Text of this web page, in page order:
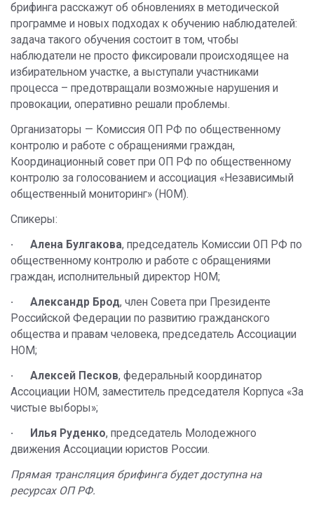
брифинга расскажут об обновлениях в методической
программе и новых подходах к обучению наблюдателей:
задача такого обучения состоит в том, чтобы
наблюдатели не просто фиксировали происходящее на
избирательном участке, а выступали участниками
процесса – предотвращали возможные нарушения и
провокации, оперативно решали проблемы.
Организаторы — Комиссия ОП РФ по общественному
контролю и работе с обращениями граждан,
Координационный совет при ОП РФ по общественному
контролю за голосованием и ассоциация «Независимый
общественный мониторинг» (НОМ).
Спикеры:
· Алена Булгакова, председатель Комиссии ОП РФ по
общественному контролю и работе с обращениями
граждан, исполнительный директор НОМ;
· Александр Брод, член Совета при Президенте
Российской Федерации по развитию гражданского
общества и правам человека, председатель Ассоциации
НОМ;
· Алексей Песков, федеральный координатор
Ассоциации НОМ, заместитель председателя Корпуса «За
чистые выборы»;
· Илья Руденко, председатель Молодежного
движения Ассоциации юристов России.
Прямая трансляция брифинга будет доступна на
ресурсах ОП РФ.